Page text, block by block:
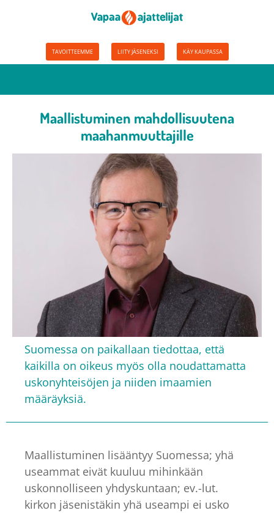
TAVOITTEEMME LIITY JÄSENEKSI KÄY KAUPASSA
Maallistuminen mahdollisuutena
maahanmuuttajille
Suomessa on paikallaan tiedottaa, että
kaikilla on oikeus myös olla noudattamatta
uskonyhteisöjen ja niiden imaamien
määräyksiä.
Maallistuminen lisääntyy Suomessa; yhä
useammat eivät kuuluu mihinkään
uskonnolliseen yhdyskuntaan; ev.-lut.
kirkon jäsenistäkin yhä useampi ei usko